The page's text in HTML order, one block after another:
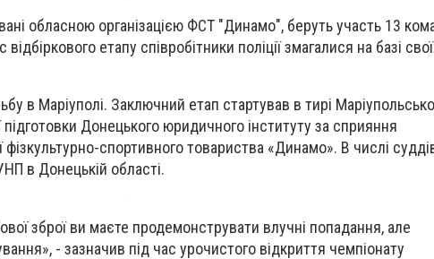
обласною організацією ФСТ "Динамо", беруть участь 13
етапу співробітники поліції змагалися на базі
в Маріуполі. Заключний етап стартував в тирі
Донецького юридичного інституту за сприяння
фізкультурно-спортивного товариства «Динамо». В числі
в Донецькій області.
зброї ви маєте продемонструвати влучні попадання, але
- зазначив під час урочистого відкриття чемпіонату